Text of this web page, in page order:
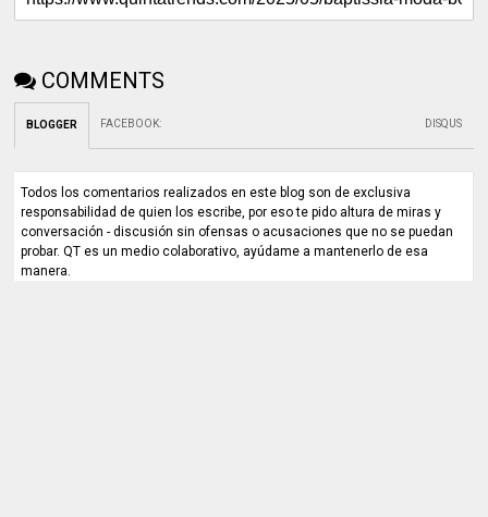
COMMENTS
BLOGGER FACEBOOK: DISQUS
Todos los comentarios realizados en este blog son de exclusiva
responsabilidad de quien los escribe, por eso te pido altura de miras y
conversación - discusión sin ofensas o acusaciones que no se puedan
probar. QT es un medio colaborativo, ayúdame a mantenerlo de esa
manera.